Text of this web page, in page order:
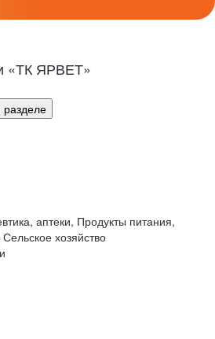
«ТК ЯРВЕТ»
аптеки, Продукты питания,
хозяйство